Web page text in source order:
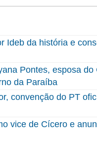
Ideb da história e
Pontes, esposa
da Paraíba
convenção do PT
vice de Cícero e